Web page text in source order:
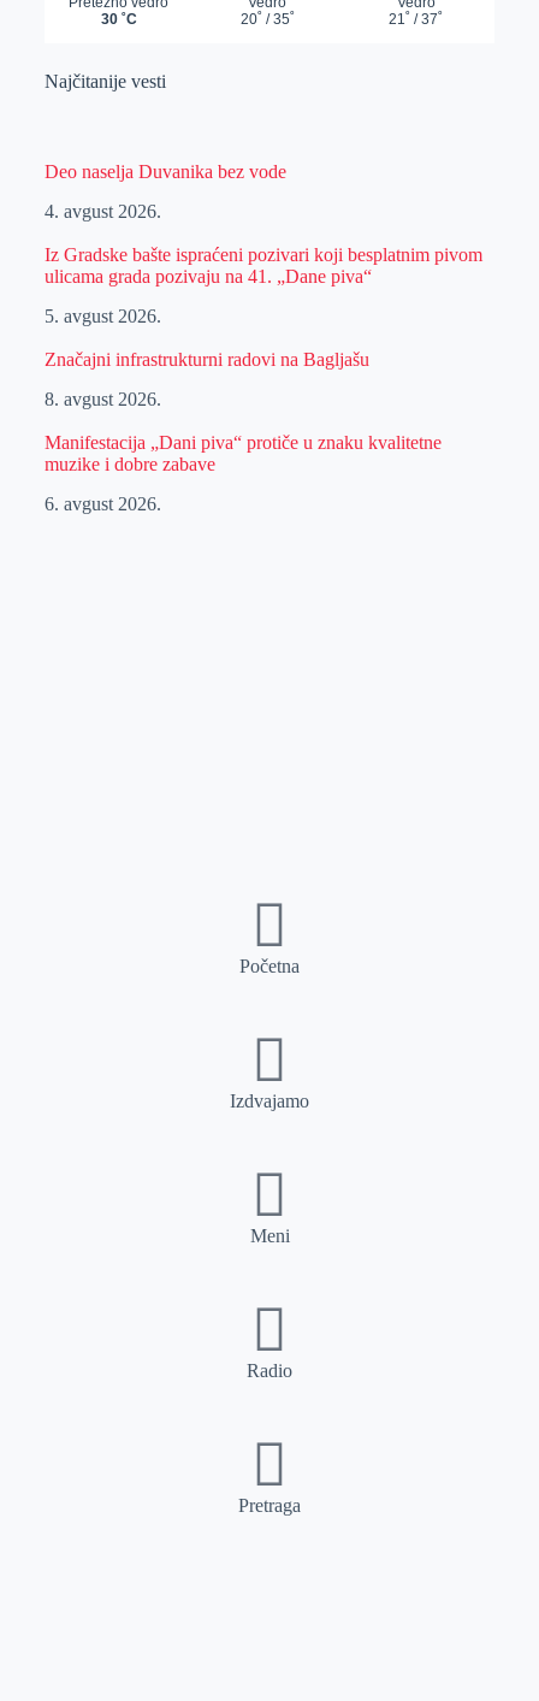
Najčitanije vesti
Deo naselja Duvanika bez vode
4. avgust 2026.
Iz Gradske bašte ispraćeni pozivari koji besplatnim pivom
ulicama grada pozivaju na 41. „Dane piva“
5. avgust 2026.
Značajni infrastrukturni radovi na Bagljašu
8. avgust 2026.
Manifestacija „Dani piva“ protiče u znaku kvalitetne
muzike i dobre zabave
6. avgust 2026.
Početna
Izdvajamo
Meni
Radio
Pretraga